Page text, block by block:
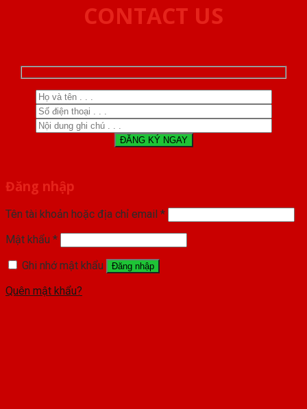
CONTACT US
Đăng nhập
Tên tài khoản hoặc địa chỉ email *
Mật khẩu *
Ghi nhớ mật khẩu
Đăng nhập
Quên mật khẩu?